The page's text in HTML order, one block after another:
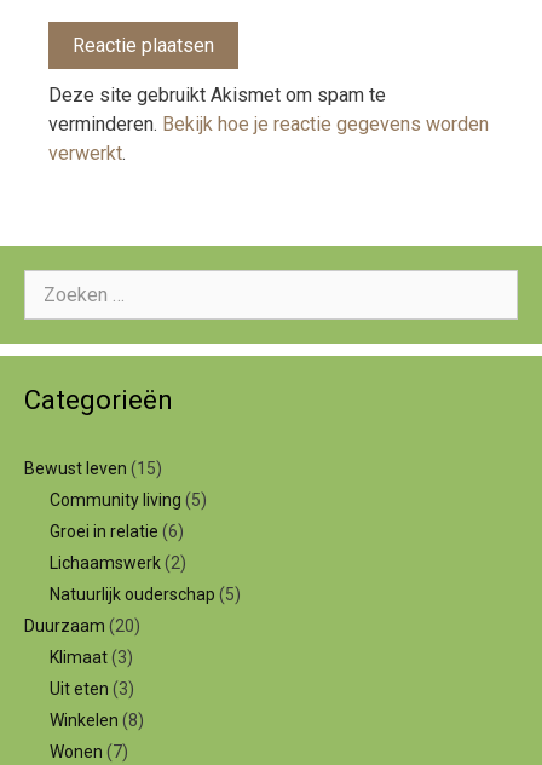
Deze site gebruikt Akismet om spam te
verminderen. Bekijk hoe je reactie gegevens worden
verwerkt.
naar:
Categorieën
Bewust leven (15)
Community living (5)
Groei in relatie (6)
Lichaamswerk(2)
Natuurlijk ouderschap (5)
Duurzaam (20)
Klimaat(3)
Uit eten (3)
Winkelen (8)
Wonen (7)